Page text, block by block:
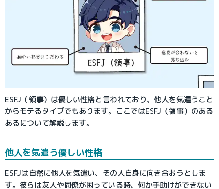
ESFJ（領事）は優しい性格と言われており、他人を気遣うこと
からモテるタイプでもあります。ここではESFJ（領事）のある
あるについて解説します。
他人を気遣う優しい性格
ESFJは自然に他人を気遣い、その人自身に向き合おうとしま
す。彼らは友人や同僚が困っている時、何か手助けができない